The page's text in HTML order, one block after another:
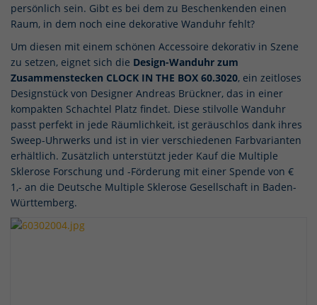
persönlich sein. Gibt es bei dem zu Beschenkenden einen
Raum, in dem noch eine dekorative Wanduhr fehlt?
Um diesen mit einem schönen Accessoire dekorativ in Szene
zu setzen, eignet sich die Design-Wanduhr zum
Zusammenstecken CLOCK IN THE BOX 60.3020, ein zeitloses
Designstück von Designer Andreas Brückner, das in einer
kompakten Schachtel Platz findet. Diese stilvolle Wanduhr
passt perfekt in jede Räumlichkeit, ist geräuschlos dank ihres
Sweep-Uhrwerks und ist in vier verschiedenen Farbvarianten
erhältlich. Zusätzlich unterstützt jeder Kauf die Multiple
Sklerose Forschung und -Förderung mit einer Spende von €
1,- an die Deutsche Multiple Sklerose Gesellschaft in Baden-
Württemberg.